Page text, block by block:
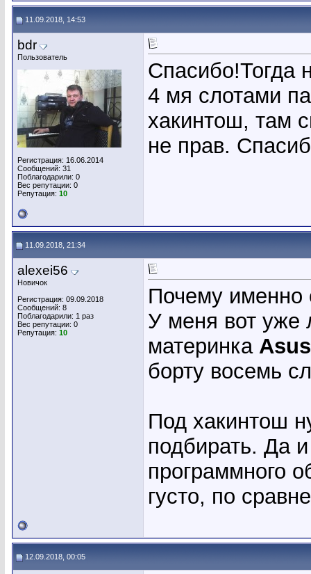
11.09.2018, 14:53
bdr
Пользователь
Регистрация: 16.06.2014
Сообщений: 31
Поблагодарили: 0
Вес репутации: 0
Репутация: 10
Спасибо!Тогда
4 мя слотами
хакинтош, там
не прав.
11.09.2018, 21:34
alexei56
Новичок
Регистрация: 09.09.2018
Сообщений: 8
Поблагодарили: 1 раз
Вес репутации: 0
Репутация: 10
Почему именно
У меня вот уже
материнка
борту восемь
Под хакинтош
подбирать. Да
программного
густо, по
12.09.2018, 00:05